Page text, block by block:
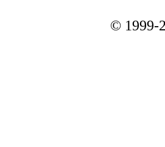
© 1999-